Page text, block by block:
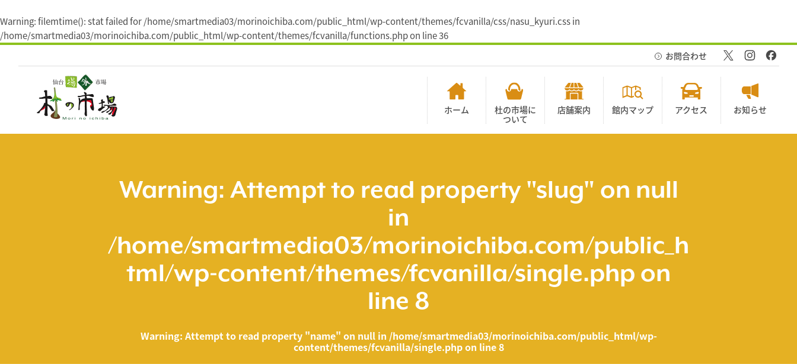
Warning: filemtime(): stat failed for /home/smartmedia03/morinoichiba.com/public_html/wp-content/themes/fcvanilla/css/nasu_kyuri.css in
/home/smartmedia03/morinoichiba.com/public_html/wp-content/themes/fcvanilla/functions.phpon line36
ス
ホーム
杜の市場に
ついて
店舗案内 館内マップ アクセス お知らせ
お問合わせ
Warning: Attempt to read property "slug" on null
in
/home/smartmedia03/morinoichiba.com/public_h
tml/wp-content/themes/fcvanilla/single.php on
line 8
Warning: Attempt to read property "name" on null in /home/smartmedia03/morinoichiba.com/public_html/wp-
content/themes/fcvanilla/single.phpon line8